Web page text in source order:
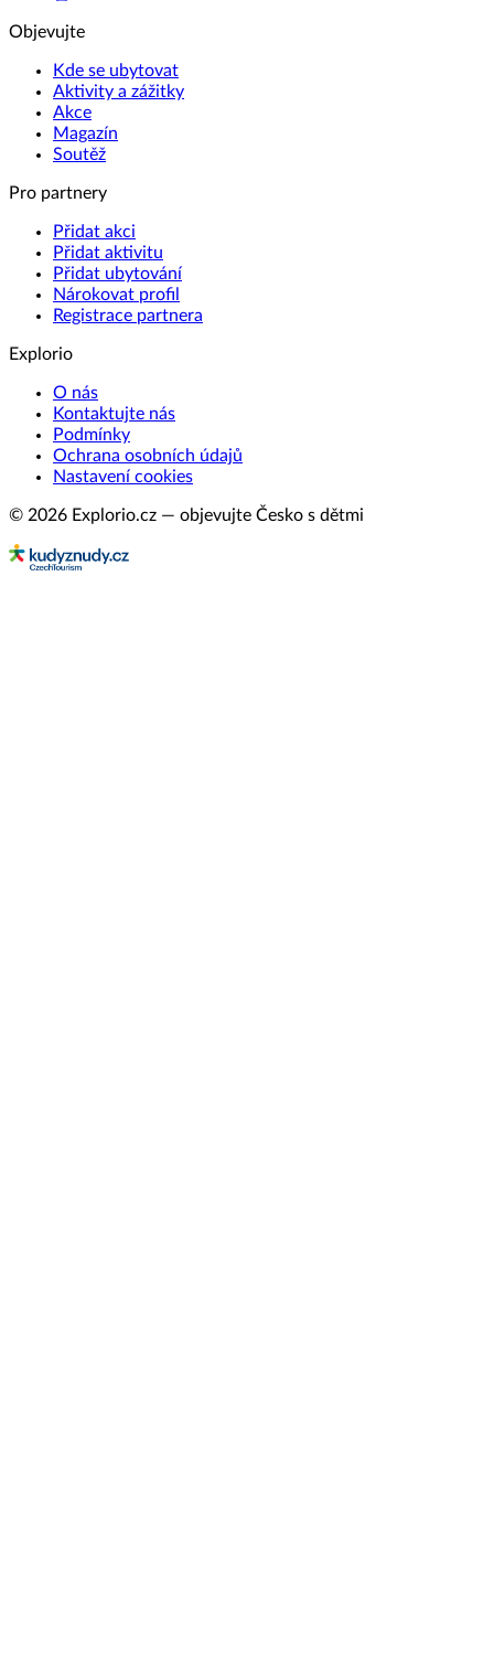
Objevujte
Kde se ubytovat
Aktivity a zážitky
Akce
Magazín
Soutěž
Pro partnery
Přidat akci
Přidat aktivitu
Přidat ubytování
Nárokovat profil
Registrace partnera
Explorio
O nás
Kontaktujte nás
Podmínky
Ochrana osobních údajů
Nastavení cookies
© 2026 Explorio.cz — objevujte Česko s dětmi